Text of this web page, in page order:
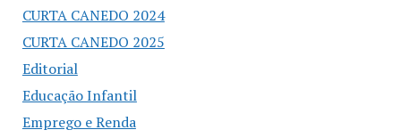
CURTA CANEDO 2024
CURTA CANEDO 2025
Editorial
Educação Infantil
Emprego e Renda